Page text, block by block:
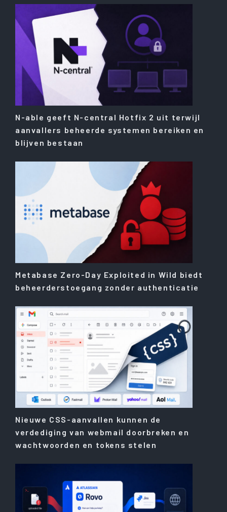
N-able geeft N-central Hotfix 2 uit terwijl
aanvallers beheerde systemen bereiken en
blijven bestaan
Metabase Zero-Day Exploited in Wild biedt
beheerderstoegang zonder authenticatie
Nieuwe CSS-aanvallen kunnen de
verdediging van webmail doorbreken en
wachtwoorden en tokens stelen